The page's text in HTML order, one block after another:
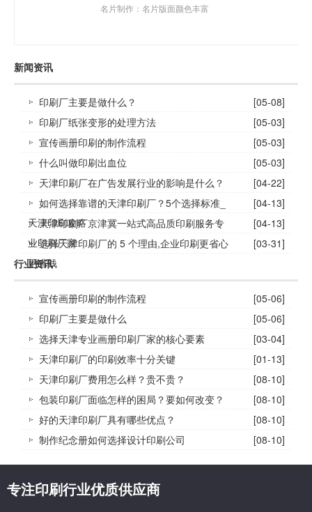
名片制作：名片版面颜色丰富
新闻资讯
印刷厂主要是做什么？
[05-08]
印刷厂纸张变形的处理方法
[05-03]
宣传画册印刷的制作流程
[05-03]
什么叫做印刷出血位
[05-03]
天津印刷厂在广告发展行业的影响是什么？
[04-22]
如何选择靠谱的天津印刷厂？5个选择标准_
天津印刷攻略
[04-13]
天津印刷厂京津冀一站式高品质印刷服务专
业印刷厂家
[04-13]
选择天津印刷厂的 5 个理由,企业印刷更省心
更省钱
[03-31]
行业资讯
宣传画册印刷的制作流程
[05-06]
印刷厂主要是做什么
[05-06]
选择天津专业画册印刷厂家的核心要素
[03-04]
天津印刷厂的印刷效率十分关键
[01-13]
天津印刷厂费用怎么样？贵不贵？
[08-10]
包装印刷厂面临怎样的困局？要如何改变？
[08-10]
好的天津印刷厂具有哪些优点？
[08-10]
制作纪念册如何选择设计印刷公司
[08-10]
专注印刷行业优质供应商